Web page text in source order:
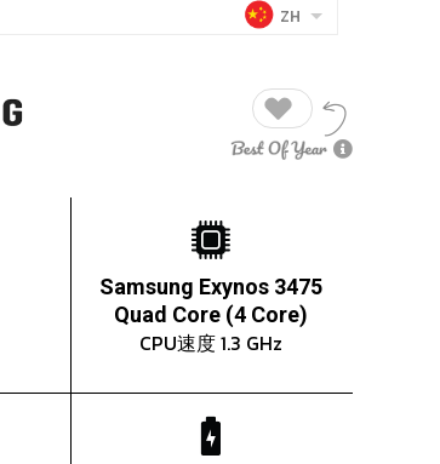
ZH
Samsung Exynos 3475
Quad Core (4 Core)
CPU速度 1.3 GHz